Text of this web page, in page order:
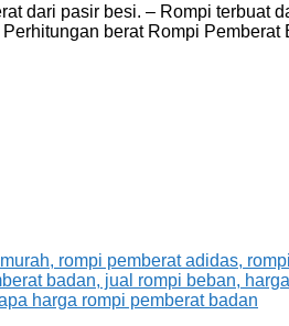
dari pasir besi. – Rompi terbuat
berat Rompi Pemberat